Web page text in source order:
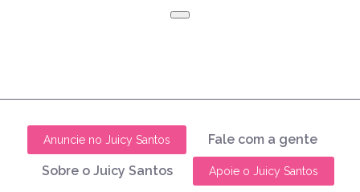
Anuncie no Juicy Santos Fale com a gente
Sobre o Juicy Santos Apoie o Juicy Santos